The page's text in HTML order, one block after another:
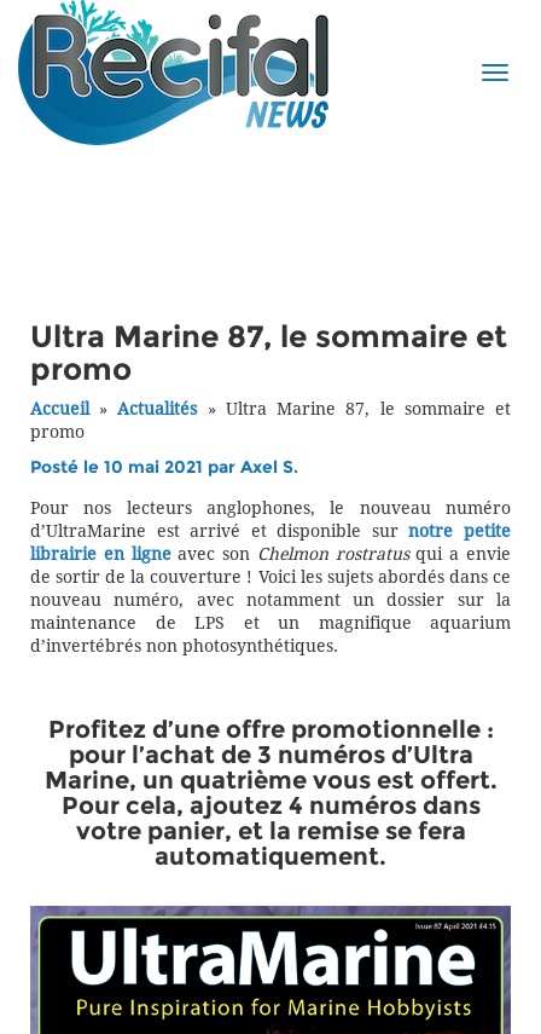
Ultra Marine 87, le sommaire et
promo
Accueil»Actualités» Ultra Marine 87, le sommaire et
promo
Posté le 10 mai 2021 par Axel S.
Pour nos lecteurs anglophones, le nouveau numéro
d’UltraMarine est arrivé et disponible surnotre petite
librairie en ligneavec son Chelmon rostratusqui a envie
de sortir de la couverture ! Voici les sujets abordés dans ce
nouveau numéro, avec notamment un dossier sur la
maintenance de LPS et un magnifique aquarium
d’invertébrés non photosynthétiques.
Profitez d’une offre promotionnelle :
pour l’achat de 3 numéros d’Ultra
Marine, un quatrième vous est offert.
Pour cela, ajoutez 4 numéros dans
votre panier, et la remise se fera
automatiquement.